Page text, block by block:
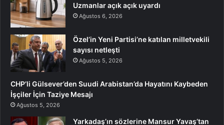
Uzmanlar açık açık uyardı
Ağustos 6, 2026
Özel’in Yeni Partisi’ne katılan milletvekili
sayısı netleşti
Ağustos 5, 2026
CHP’li Gülsever’den Suudi Arabistan’da Hayatını Kaybeden
İşçiler İçin Taziye Mesajı
Ağustos 5, 2026
Yarkadaş’ın sözlerine Mansur Yavaş’tan